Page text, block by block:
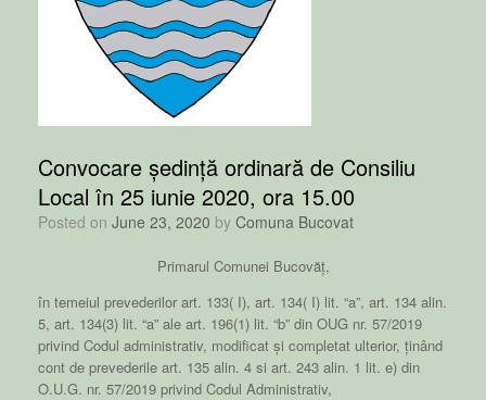
Convocare ședință ordinară de Consiliu
Local în 25 iunie 2020, ora 15.00
Posted on June 23, 2020 by Comuna Bucovat
Primarul Comunei Bucovăț,
în temeiul prevederilor art. 133( I), art. 134( I) lit. “a”, art. 134 alin.
5, art. 134(3) lit. “a” ale art. 196(1) lit. “b” din OUG nr. 57/2019
privind Codul administrativ, modificat și completat ulterior, ținând
cont de prevederile art. 135 alin. 4 si art. 243 alin. 1 lit. e) din
O.U.G. nr. 57/2019 privind Codul Administrativ,